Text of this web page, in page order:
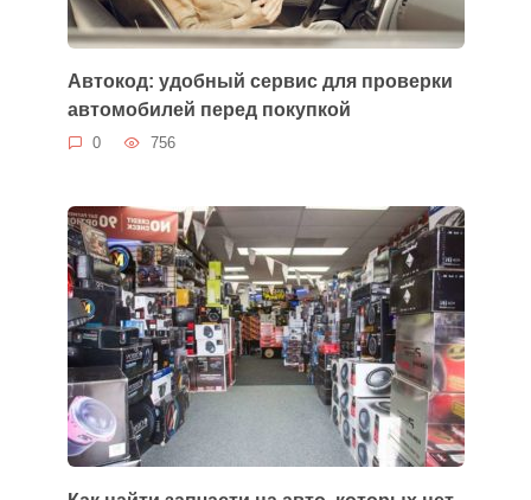
Автокод: удобный сервис для проверки
автомобилей перед покупкой
0 756